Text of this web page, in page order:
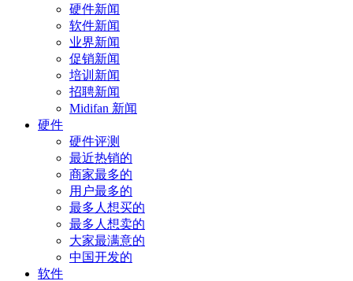
硬件新闻
软件新闻
业界新闻
促销新闻
培训新闻
招聘新闻
Midifan 新闻
硬件
硬件评测
最近热销的
商家最多的
用户最多的
最多人想买的
最多人想卖的
大家最满意的
中国开发的
软件